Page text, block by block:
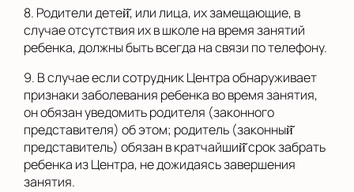
8. Родители детей̆, или лица, их замещающие, в
случае отсутствия их в школе на время занятий
ребенка, должны быть всегда на связи по телефону.
9. В случае если сотрудник Центра обнаруживает
признаки заболевания ребенка во время занятия,
он обязан уведомить родителя (законного
представителя) об этом; родитель (законный̆
представитель) обязан в кратчайший̆ срок забрать
ребенка из Центра, не дожидаясь завершения
занятия.